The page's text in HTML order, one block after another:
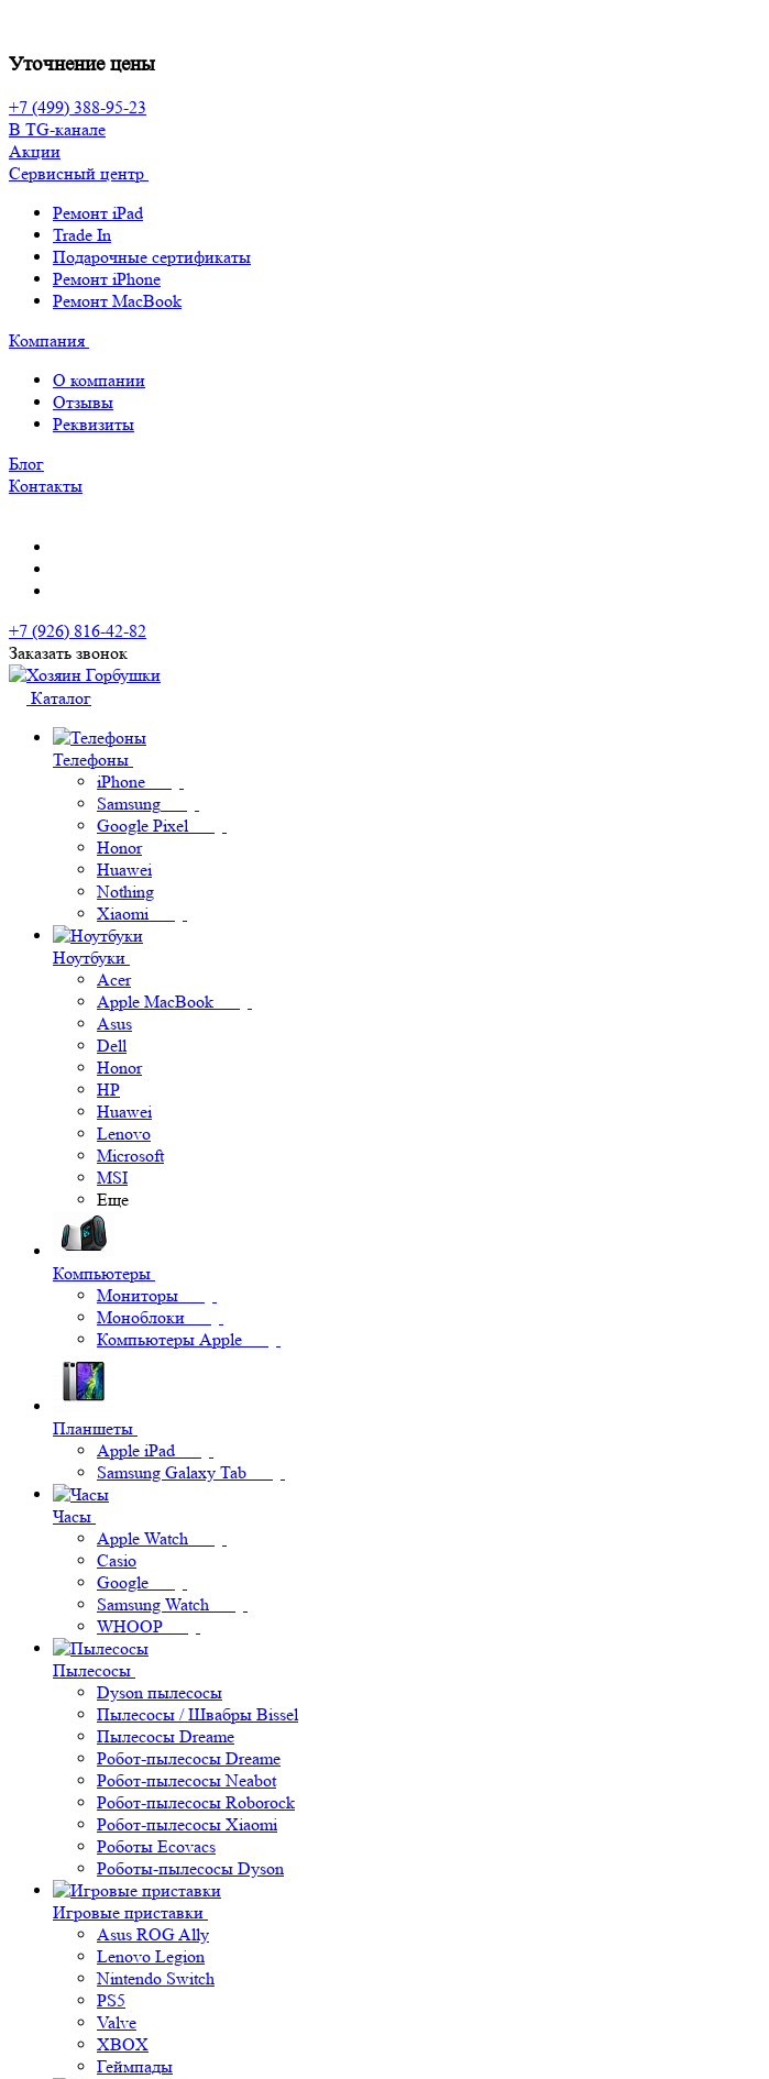
Уточнение цены
+7 (499) 388-95-23
В TG-канале
Акции
Сервисный центр
Ремонт iPad
Trade In
Подарочные сертификаты
Ремонт iPhone
Ремонт MacBook
Компания
О компании
Отзывы
Реквизиты
Блог
Контакты
+7 (926) 816-42-82
Заказать звонок
Каталог
Телефоны
iPhone
Samsung
Google Pixel
Honor
Huawei
Nothing
Xiaomi
Ноутбуки
Acer
Apple MacBook
Asus
Dell
Honor
HP
Huawei
Lenovo
Microsoft
MSI
Еще
Компьютеры
Мониторы
Моноблоки
Компьютеры Apple
Планшеты
Apple iPad
Samsung Galaxy Tab
Часы
Apple Watch
Casio
Google
Samsung Watch
WHOOP
Пылесосы
Dyson пылесосы
Пылесосы / Швабры Bissel
Пылесосы Dreame
Робот-пылесосы Dreame
Робот-пылесосы Neabot
Робот-пылесосы Roborock
Робот-пылесосы Xiaomi
Роботы Ecovacs
Роботы-пылесосы Dyson
Игровые приставки
Asus ROG Ally
Lenovo Legion
Nintendo Switch
PS5
Valve
XBOX
Геймпады